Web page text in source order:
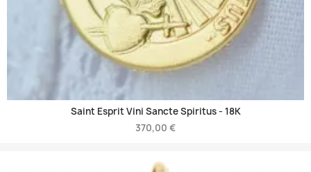
Saint Esprit Vini Sancte Spiritus - 18K
370,00 €